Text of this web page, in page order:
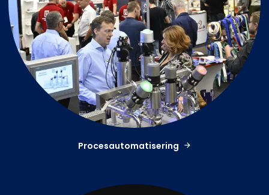
Procesautomatisering